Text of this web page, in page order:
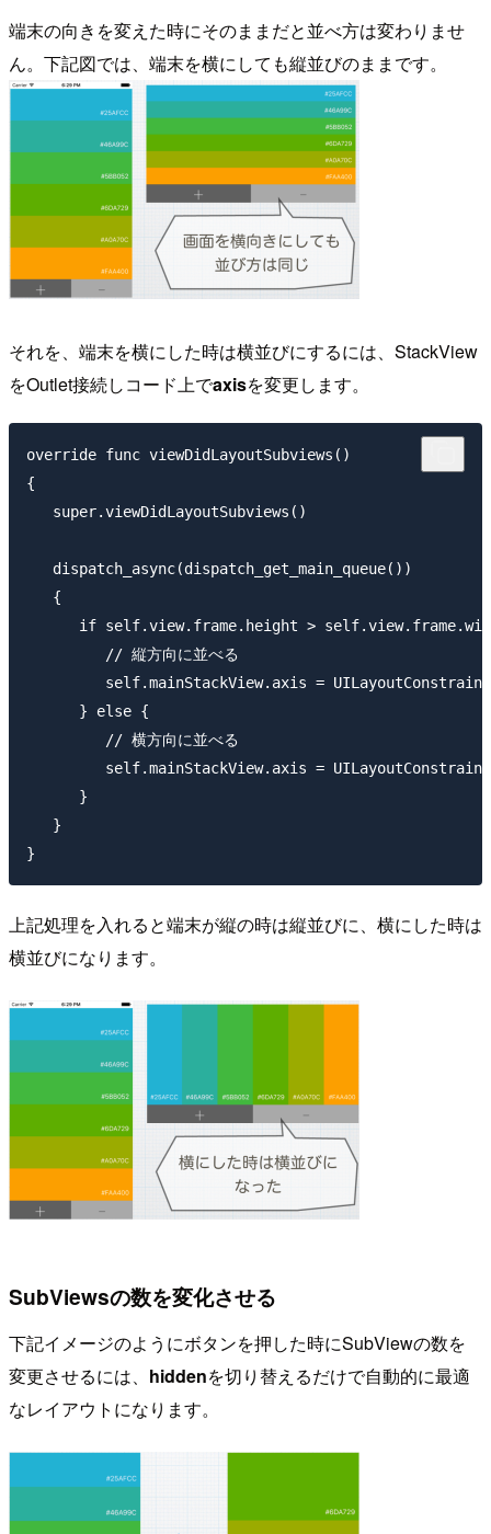
端末の向きを変えた時にそのままだと並べ方は変わりませ
ん。下記図では、端末を横にしても縦並びのままです。
それを、端末を横にした時は横並びにするには、StackView
をOutlet接続しコード上でaxisを変更します。
override func viewDidLayoutSubviews()
{
   super.viewDidLayoutSubviews()
   dispatch_async(dispatch_get_main_queue())
   {
if self.view.frame.height >
         // 縦方向に並べる
self.mainStackView.axis =
      } else {
         // 横方向に並べる
self.mainStackView.axis =
      }
   }
上記処理を入れると端末が縦の時は縦並びに、横にした時は
横並びになります。
SubViewsの数を変化させる
下記イメージのようにボタンを押した時にSubViewの数を
変更させるには、 hiddenを切り替えるだけで自動的に最適
なレイアウトになります。